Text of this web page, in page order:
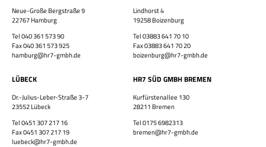
Neue-Große Bergstraße 9
22767 Hamburg
Tel 040 361 573 90
Fax 040 361 573 925
hamburg@hr7-gmbh.de
Lindhorst 4
19258 Boizenburg
Tel 03883 641 70 10
Fax 03883 641 70 20
boizenburg@hr7-gmbh.de
LÜBECK
Dr.-Julius-Leber-Straße 3-7
23552 Lübeck
Tel 0451 307 217 16
Fax 0451 307 217 19
luebeck@hr7-gmbh.de
HR7 SÜD GMBH BREMEN
Kurfürstenallee 130
28211 Bremen
Tel 0175 6982313
bremen@hr7-gmbh.de
HR7 GmbH
Finde eine Stelle, die genau zu Dir passt!
Bewirb dich jetzt!
Vor- & Nachname
E-Mail-Adresse
WhatsApp-Nummer